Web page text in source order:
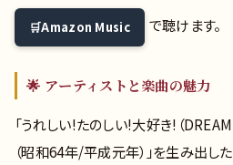
Amazon Music で聴けます。
🌟 アーティストと楽曲の魅力
「うれしい!たのしい!大好き!（
（昭和64年/平成元年）」を生み出し